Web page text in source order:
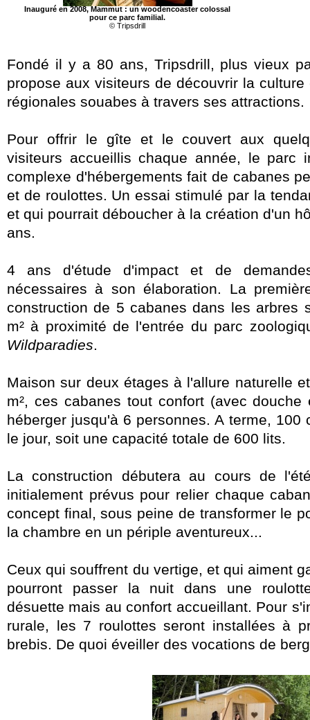
Inauguré en 2008, Mammut : un woodencoaster colossal
pour ce parc familial.
© Tripsdrill
Fondé il y a 80 ans, Tripsdrill, plus vieux
propose aux visiteurs de découvrir la
régionales souabes à travers ses attractions.
Pour offrir le gîte et le couvert aux
visiteurs accueillis chaque année, le parc
complexe d'hébergements fait de cabanes
et de roulottes. Un essai stimulé par la
et qui pourrait déboucher à la création d'un
ans.
4 ans d'étude d'impact et de
nécessaires à son élaboration. La
construction de 5 cabanes dans les arbres
m² à proximité de l'entrée du parc
Wildparadies.
Maison sur deux étages à l'allure naturelle
m², ces cabanes tout confort (avec douche
héberger jusqu'à 6 personnes. A terme, 100
le jour, soit une capacité totale de 600 lits.
La construction débutera au cours de
initialement prévus pour relier chaque
concept final, sous peine de transformer le
la chambre en un périple aventureux...
Ceux qui souffrent du vertige, et qui aiment
pourront passer la nuit dans une
désuette mais au confort accueillant. Pour
rurale, les 7 roulottes seront installées à
brebis. De quoi éveiller des vocations de